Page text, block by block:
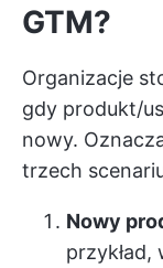
GTM?
Organizacje
gdy produkt/
nowy.
trzech
Nowy
przykład,